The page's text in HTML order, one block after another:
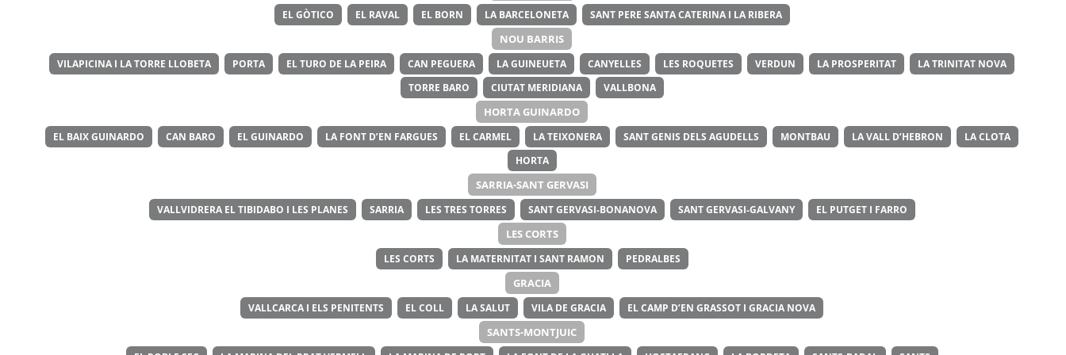
EL GÒTICO EL RAVAL EL BORN LA BARCELONETA SANT PERE SANTA CATERINA I LA RIBERA
NOU BARRIS
VILAPICINA I LA TORRE LLOBETA PORTA EL TURO DE LA PEIRA CAN PEGUERA LA GUINEUETA CANYELLES LES ROQUETES VERDUN LA PROSPERITAT
LA TRINITAT NOVA
TORRE BARO
CIUTAT MERIDIANA VALLBONA
HORTA GUINARDO
EL BAIX GUINARDO CAN BARO EL GUINARDO LA FONT D’EN FARGUES EL CARMEL LA TEIXONERA SANT GENIS DELS AGUDELLS MONTBAU LA VALL D’HEBRON
LA CLOTA
HORTA
SARRIA-SANT GERVASI
VALLVIDRERA EL TIBIDABO I LES PLANES SARRIA LES TRES TORRES SANT GERVASI-BONANOVA SANT GERVASI-GALVANY EL PUTGET I FARRO
LES CORTS
LES CORTS LA MATERNITAT I SANT RAMON PEDRALBES
GRACIA
VALLCARCA I ELS PENITENTS EL COLL LA SALUT VILA DE GRACIA EL CAMP D’EN GRASSOT I GRACIA NOVA
SANTS-MONTJUIC